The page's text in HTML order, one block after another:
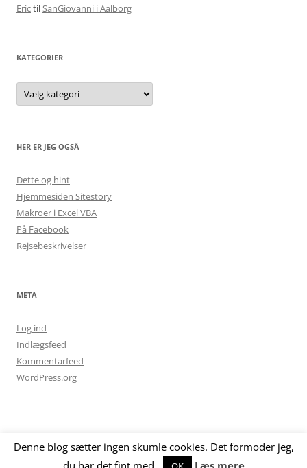
ErictilSanGiovanni i Aalborg
KATEGORIER
Kategorier
HER ER JEG OGSÅ
Dette og hint
Hjemmesiden Sitestory
Makroer i Excel VBA
På Facebook
Rejsebeskrivelser
META
Log ind
Indlægsfeed
Kommentarfeed
WordPress.org
Drevet af WordPress
Denne blog sætter ingen skumle cookies. Det formoder jeg,
du har det fint med.
Læs mere